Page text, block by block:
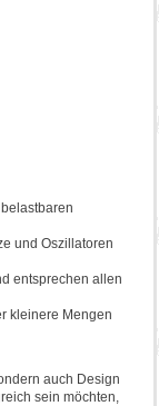
und Oszillatoren
entsprechen allen
kleinere Mengen
auch Design
sein möchten,